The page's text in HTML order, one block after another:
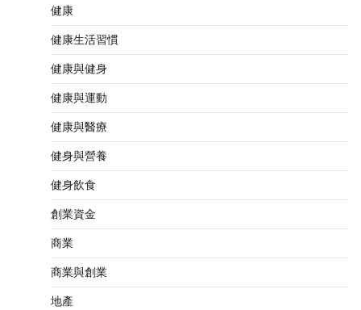
健康
健康生活習慣
健康與健身
健康與運動
健康與醫療
健身與營養
健身飲食
創業資金
商業
商業與創業
地產